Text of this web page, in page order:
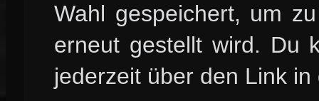
Wahl gespeichert, um
erneut gestellt wird. Du
jederzeit über den Link